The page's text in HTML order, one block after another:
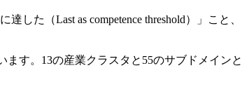
た（Last as competence threshold）」こと、
す。13の産業クラスタと55のサブドメインと